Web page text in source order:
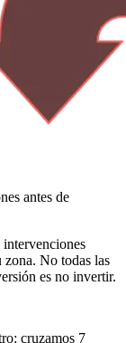
antes de
intervenciones
zona. No todas las
es no invertir.
cruzamos 7